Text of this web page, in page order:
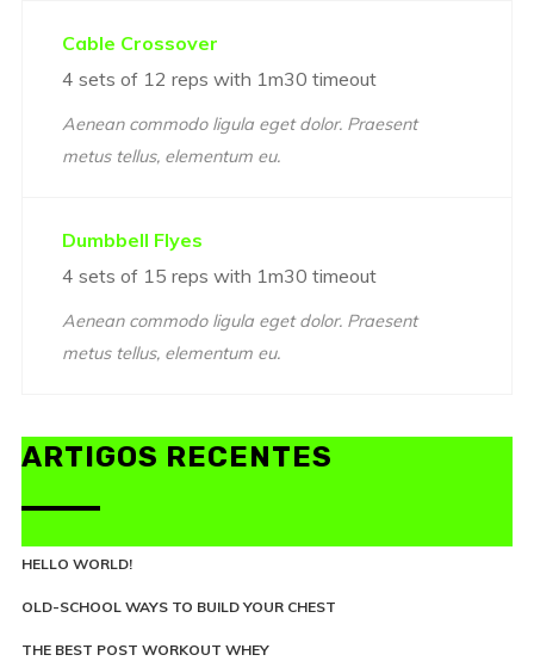
Cable Crossover
4 sets of 12 reps with 1m30 timeout
Aenean commodo ligula eget dolor. Praesent
metus tellus, elementum eu.
Dumbbell Flyes
4 sets of 15 reps with 1m30 timeout
Aenean commodo ligula eget dolor. Praesent
metus tellus, elementum eu.
ARTIGOS RECENTES
HELLO WORLD!
OLD-SCHOOL WAYS TO BUILD YOUR CHEST
THE BEST POST WORKOUT WHEY